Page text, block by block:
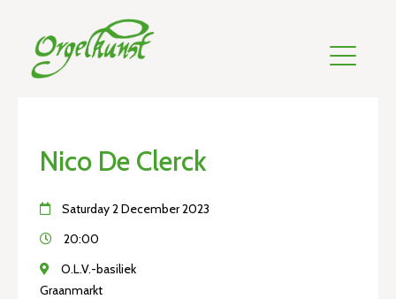
Nico De Clerck
Saturday 2 December 2023
20:00
O.L.V.-basiliek
Graanmarkt